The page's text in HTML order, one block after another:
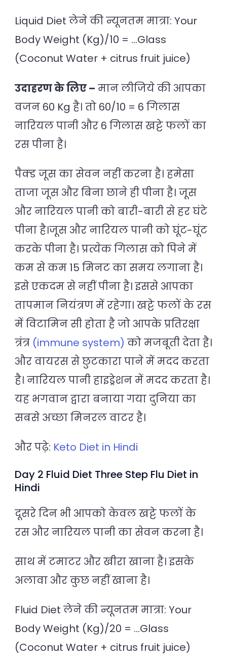
Liquid Diet लेने की न्यूनतम मात्रा: Your
Body Weight (Kg)/10 = …Glass
(Coconut Water + citrus fruit juice)
उदाहरण के लिए – मान लीजिये की आपका
वजन 60 Kg है। तो 60/10 = 6 गिलास
नारियल पानी और 6 गिलास खट्टे फलों का
रस पीना है।
पैक्ड जूस का सेवन नहीं करना है। हमेसा
ताजा जूस और बिना छाने ही पीना है। जूस
और नारियल पानी को बारी-बारी से हर घंटे
पीना है।जूस और नारियल पानी को घूंट-घूंट
करके पीना है। प्रत्येक गिलास को पिने में
कम से कम 15 मिनट का समय लगाना है।
इसे एकदम से नहीं पीना है। इससे आपका
तापमान नियंत्रण में रहेगा। खट्टे फलों के रस
में विटामिन सी होता है जो आपके प्रतिरक्षा
त्रंत्र (immune system) को मजबूती देता है।
और वायरस से छुटकारा पाने में मदद करता
है। नारियल पानी हाइड्रेशन में मदद करता है।
यह भगवान द्वारा बनाया गया दुनिया का
सबसे अच्छा मिनरल वाटर है।
और पढ़े: Keto Diet in Hindi
Day 2 Fluid Diet Three Step Flu Diet in
Hindi
दूसरे दिन भी आपको केवल खट्टे फलों के
रस और नारियल पानी का सेवन करना है।
साथ में टमाटर और खीरा खाना है। इसके
अलावा और कुछ नहीं खाना है।
Fluid Diet लेने की न्यूनतम मात्रा: Your
Body Weight (Kg)/20 = …Glass
(Coconut Water + citrus fruit juice)